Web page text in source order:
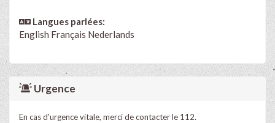
Langues parlées:
English Français Nederlands
Urgence
En cas d'urgence vitale, merci de contacter le 112.